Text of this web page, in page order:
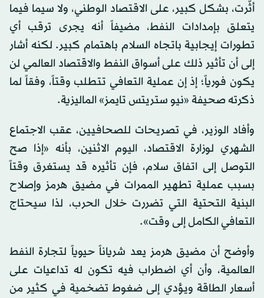
أثّرت، بشكل كبير، على الاقتصاد الوطني، ولا سيما فيما
يتعلق بإمدادات النفط، مضيفاً أنه يجرى ترقب أي
تطورات إيجابية باتجاه السلام باهتمام كبير. لكنه أشار
إلى أن تأثير ذلك على أسواق النفط والاقتصاد العالمي لن
يكون فورياً؛ إذ إن عملية التعافي تتطلب وقتاً، وفقاً لما
ذكرته صحيفة «نيو ستريتس تايمز» الماليزية.
وأفاد الوزير، في تصريحات للصحافيين، عقب الاجتماع
الشهري لوزارة الاقتصاد، اليوم الاثنين، بأنه «إذا صح
التوصل إلى اتفاق سلام، فإن تأثيره قد يستغرق وقتاً
بسبب عملية تطهير الممرات في مضيق هرمز وإصلاح
البنية التحتية التي تضررت خلال الحرب، لذا سيحتاج
التعافي الكامل إلى وقت».
وأوضح أن مضيق هرمز يعد شرياناً حيوياً لتجارة النفط
العالمية، وأن أي اضطراب فيه تكون له تداعيات على
أسعار الطاقة ويؤدي إلى ضغوط تضخمية في كثير من